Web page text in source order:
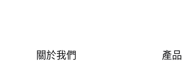
關於我們 產品